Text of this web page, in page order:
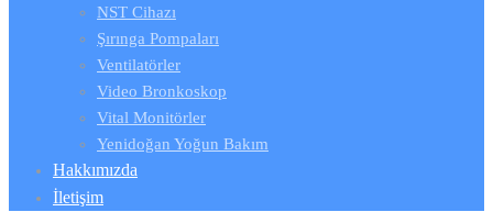
NST Cihazı
Şırınga Pompaları
Ventilatörler
Video Bronkoskop
Vital Monitörler
Yenidoğan Yoğun Bakım
Hakkımızda
İletişim